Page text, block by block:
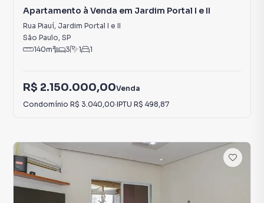
Apartamento à Venda em Jardim Portal I e II
Rua Piauí, Jardim Portal I e II
São Paulo, SP
140m² 3 1 1
R$ 2.150.000,00Venda
Condomínio R$ 3.040,00·IPTU R$ 498,87